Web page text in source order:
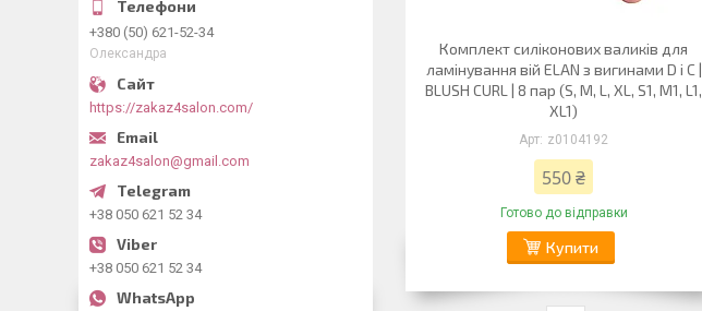
Комплект силіконових валиків для
ламінування вій ELAN з вигинами D і C |
BLUSH CURL | 8 пар (S, M, L, XL, S1, M1, L1,
XL1)
z0104192
550 ₴
Готово до відправки
Купити
+380 (50) 621-52-34
Олександра
https://zakaz4salon.com/
zakaz4salon@gmail.com
+38 050 621 52 34
+38 050 621 52 34